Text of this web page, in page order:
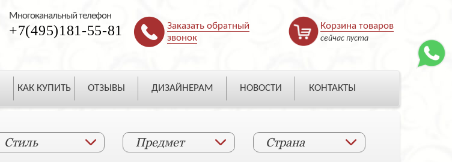
Многоканальный телефон
+7(495)181-55-81
Заказать обратный
звонок
Корзина товаров
сейчас пуста
КАК КУПИТЬ ОТЗЫВЫ ДИЗАЙНЕРАМ НОВОСТИ КОНТАКТЫ
Стиль Предмет Страна